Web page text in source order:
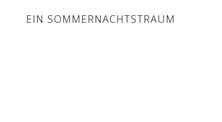
EIN SOMMERNACHTSTRAUM